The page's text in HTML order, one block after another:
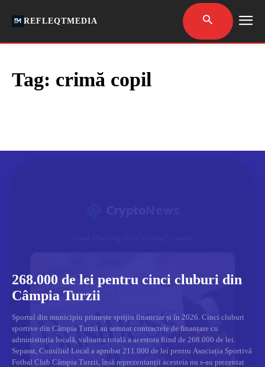
REFLEQTMEDIA
Tag: crimă copil
268.000 de lei pentru cinci cluburi din
Câmpia Turzii
Sportul din municipiu primește sprijin financiar și în 2026. Cinci cluburi
sportive din Câmpia Turzii au semnat contractele de finanțare cu
administrația locală, valoarea totală a acestora fiind de 268.000 de lei.
Separat, Consiliul Local a aprobat 211.000 de lei pentru Asociația Sportivă
Fotbal Club Câmpia Turzii, însă reprezentanții acesteia nu s-au prezentat